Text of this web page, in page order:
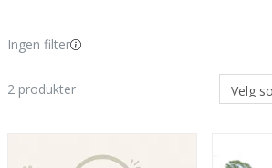
Ingen filter
2 produkter